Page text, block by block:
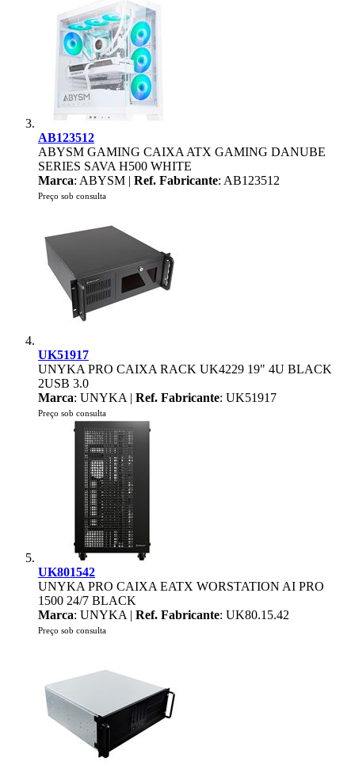
AB123512
ABYSM GAMING CAIXA ATX GAMING DANUBE
SERIES SAVA H500 WHITE
Marca: ABYSM | Ref. Fabricante: AB123512
Preço sob consulta
UK51917
UNYKA PRO CAIXA RACK UK4229 19" 4U BLACK
2USB 3.0
Marca: UNYKA | Ref. Fabricante: UK51917
Preço sob consulta
UK801542
UNYKA PRO CAIXA EATX WORSTATION AI PRO
1500 24/7 BLACK
Marca: UNYKA | Ref. Fabricante: UK80.15.42
Preço sob consulta